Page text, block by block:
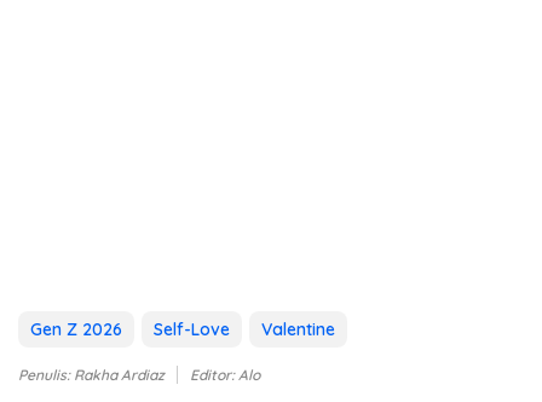
Gen Z 2026 Self-Love Valentine
Penulis: Rakha Ardiaz Editor: Alo